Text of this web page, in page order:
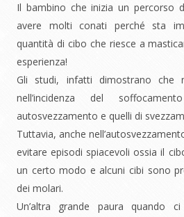
Il bambino che inizia un percorso
avere molti conati perché sta
quantità di cibo che riesce a
esperienza!
Gli studi, infatti dimostrano che
nell’incidenza del
autosvezzamento e quelli di
Tuttavia, anche
evitare episodi spiacevoli ossia il
un certo modo e alcuni cibi sono
dei molari.
Un’altra grande paura quando